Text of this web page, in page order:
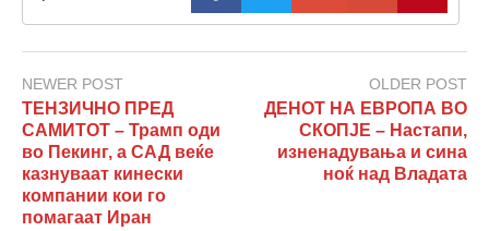
NEWER POST
ТЕНЗИЧНО ПРЕД
САМИТОТ – Трамп оди
во Пекинг, а САД веќе
казнуваат кинески
компании кои го
помагаат Иран
OLDER POST
ДЕНОТ НА ЕВРОПА ВО
СКОПЈЕ – Настапи,
изненадувања и сина
ноќ над Владата